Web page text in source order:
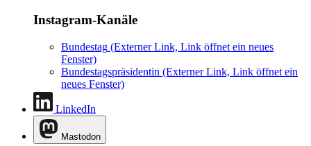
Instagram-Kanäle
Bundestag (Externer Link, Link öffnet ein neues
Fenster)
Bundestagspräsidentin (Externer Link, Link öffnet ein
neues Fenster)
LinkedIn
Mastodon